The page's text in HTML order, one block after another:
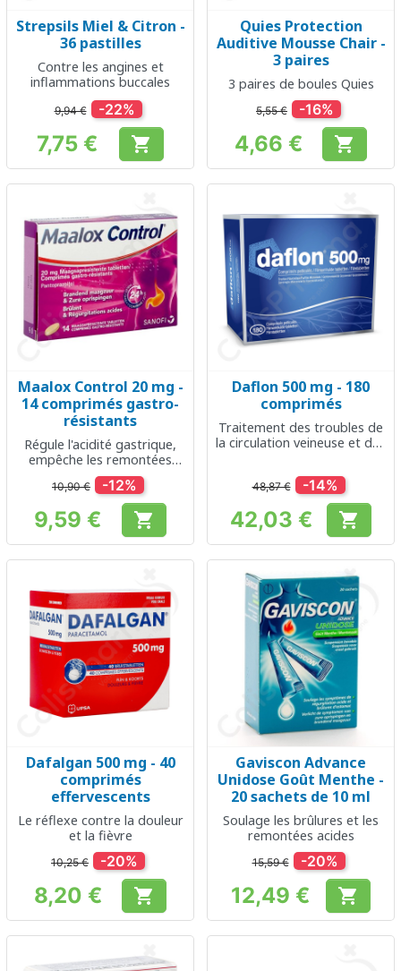
Strepsils Miel & Citron -
36 pastilles
Contre les angines et
inflammations buccales
9,94 € -22%
Prix
7,75 € 
Quies Protection
Auditive Mousse Chair -
3 paires
3 paires de boules Quies
5,55 € -16%
Prix
4,66 € 
Maalox Control 20 mg -
14 comprimés gastro-
résistants
Régule l'acidité gastrique,
empêche les remontées
acides et soulage les
brûlures d'estomac
10,90 € -12%
Prix
9,59 € 
Daflon 500 mg - 180
comprimés
Traitement des troubles de
la circulation veineuse et des
48,87 € -14%
Prix
42,03 € 
Dafalgan 500 mg - 40
comprimés
effervescents
Le réflexe contre la douleur
et la fièvre
10,25 € -20%
Prix
8,20 € 
Gaviscon Advance
Unidose Goût Menthe -
20 sachets de 10 ml
Soulage les brûlures et les
remontées acides
15,59 € -20%
Prix
12,49 € 